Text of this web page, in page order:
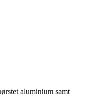
aluminium samt